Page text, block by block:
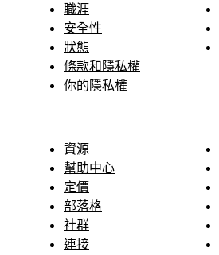
職涯
安全性
狀態
條款和隱私權
你的隱私權
資源
幫助中心
定價
部落格
社群
連接